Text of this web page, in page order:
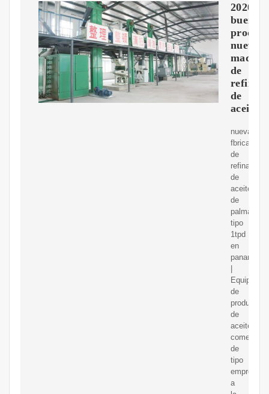
2020
buen
nuevo
de
de
aceite
nueva
fbrica
de
refinacin
de
aceite
de
palma
tipo
1tpd
en
panam
Equipo
de
producción
de
aceite
comestible
de
tipo
a